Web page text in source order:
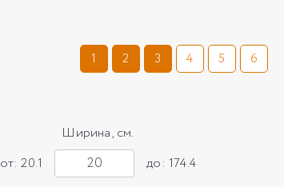
1 2 3 4 5 6
Ширина, см.
от: 20.1
до: 174.4